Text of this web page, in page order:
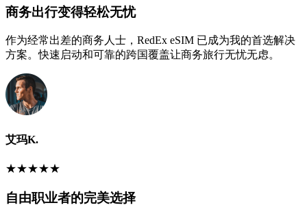
商务出行变得轻松无忧
作为经常出差的商务人士，RedEx eSIM 已成为我的首选解决
方案。快速启动和可靠的跨国覆盖让商务旅行无忧无虑。
艾玛K.
★★★★★
自由职业者的完美选择